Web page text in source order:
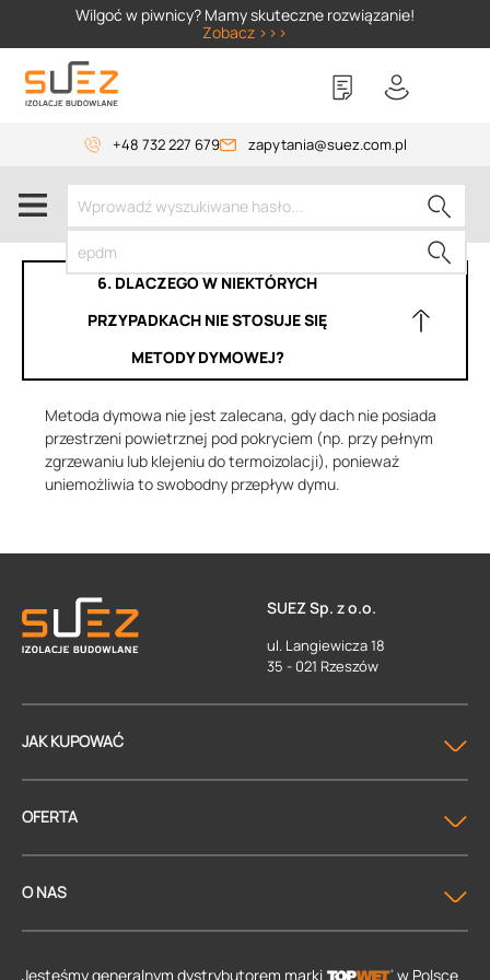
Wilgoć w piwnicy? Mamy skuteczne rozwiązanie!
Zobacz >>>
+48 732 227 679 zapytania@suez.com.pl
6. DLACZEGO W NIEKTÓRYCH
PRZYPADKACH NIE STOSUJE SIĘ
METODY DYMOWEJ?
Metoda dymowa nie jest zalecana, gdy dach nie posiada
przestrzeni powietrznej pod pokryciem (np. przy pełnym
zgrzewaniu lub klejeniu do termoizolacji), ponieważ
uniemożliwia to swobodny przepływ dymu.
SUEZ Sp. z o.o.
ul. Langiewicza 18
35 - 021 Rzeszów
JAK KUPOWAĆ
OFERTA
O NAS
Jesteśmy generalnym dystrybutorem marki w Polsce